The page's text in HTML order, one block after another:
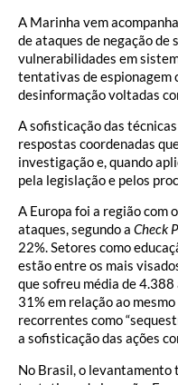
A Marinha vem
de ataques de negação
vulnerabilidades em
tentativas de espionagem
desinformação voltadas
A sofisticação das
respostas coordenadas
investigação e, quando
pela legislação e pelos
A Europa foi a região com
ataques, segundo a Check
22%. Setores como
estão entre os mais
que sofreu média de
31% em relação ao
recorrentes como
a sofisticação das ações
No Brasil, o levantamento